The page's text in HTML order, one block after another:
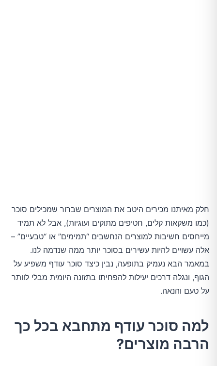
חלק מאיתנו מכירים היטב את המוצרים שברור שמכילים סוכר
(כמו משקאות קלים, חטיפים מתוקים ועוגיות), אבל לא תמיד
מייחסים חשיבות למוצרים הנחשבים “תמימים” או “טבעיים” –
אלה עשויים להיות עשירים בסוכר יותר ממה שנדמה לנו.
במאמר הבא נעמיק בתופעה, נבין כיצד סוכר עודף משפיע על
הגוף, ונגלה דרכים יעילות להפחיתו בתזונה היומית מבלי לוותר
על טעם והנאה.
למה סוכר עודף מתחבא בכל כך
הרבה מוצרים?